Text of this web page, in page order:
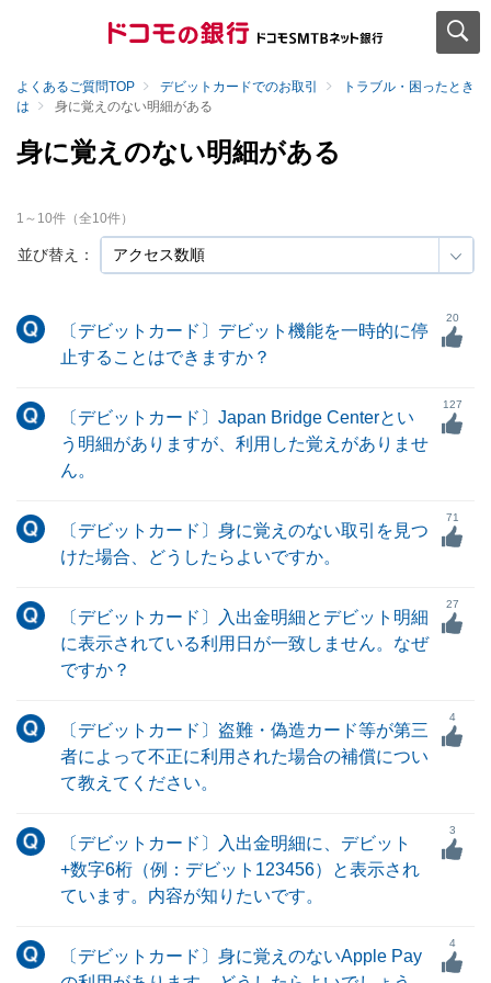
よくあるご質問TOP デビットカードでのお取引
トラブル・困ったとき
は
身に覚えのない明細がある
身に覚えのない明細がある
並び替え：
1 ～ 10件（全10件）
〔デビットカード〕デビット機能を一時的に停
止することはできますか？
20
〔デビットカード〕Japan Bridge Centerとい
う明細がありますが、利用した覚えがありませ
ん。
127
〔デビットカード〕身に覚えのない取引を見つ
けた場合、どうしたらよいですか。
71
〔デビットカード〕入出金明細とデビット明細
に表示されている利用日が一致しません。なぜ
ですか？
27
〔デビットカード〕盗難・偽造カード等が第三
者によって不正に利用された場合の補償につい
て教えてください。
4
〔デビットカード〕入出金明細に、デビット
+数字6桁（例：デビット123456）と表示され
ています。内容が知りたいです。
3
〔デビットカード〕身に覚えのないApple Pay
4